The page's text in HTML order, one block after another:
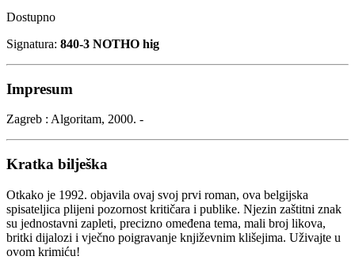
Dostupno
Signatura: 840-3 NOTHO hig
Impresum
Zagreb : Algoritam, 2000. -
Kratka bilješka
Otkako je 1992. objavila ovaj svoj prvi roman, ova belgijska
spisateljica plijeni pozornost kritičara i publike. Njezin zaštitni znak
su jednostavni zapleti, precizno omeđena tema, mali broj likova,
britki dijalozi i vječno poigravanje književnim klišejima. Uživajte u
ovom krimiću!